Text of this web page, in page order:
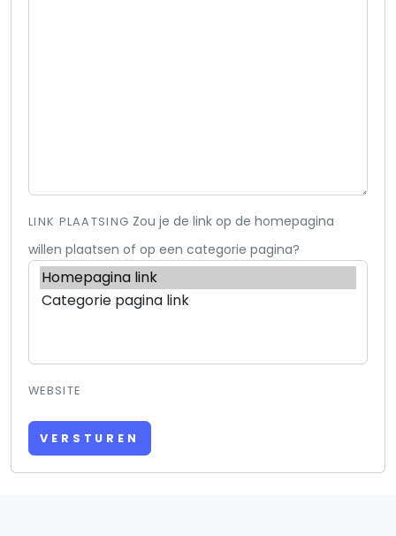
LINK PLAATSING Zou je de link op de homepagina
willen plaatsen of op een categorie pagina?
WEBSITE
VERSTUREN